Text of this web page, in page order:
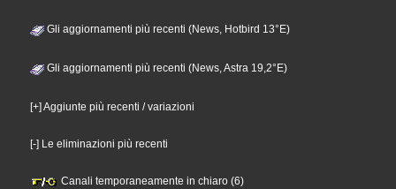
Gli aggiornamenti più recenti (News, Hotbird 13°E)
Gli aggiornamenti più recenti (News, Astra 19,2°E)
[+] Aggiunte più recenti / variazioni
[-] Le eliminazioni più recenti
Canali temporaneamente in chiaro (6)